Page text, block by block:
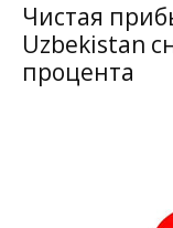
Чистая
Uzbekistan
процента